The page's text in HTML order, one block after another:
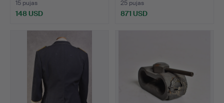
15 pujas
148 USD
25 pujas
871 USD